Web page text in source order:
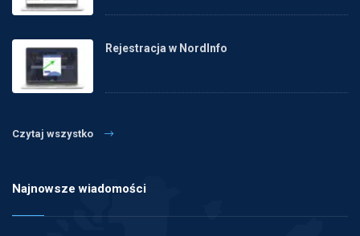
Rejestracja w NordInfo
Czytaj wszystko
Najnowsze wiadomości